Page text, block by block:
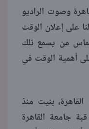
وصوت الراديو
على إعلان الوقت
من يسمع تلك
أهمية الوقت في
بنيت منذ
بجوار قبة جامعة القاهرة